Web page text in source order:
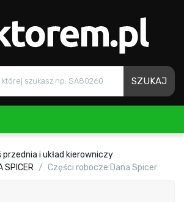
SZUKAJ
przednia i układ kierowniczy
SPICER
Części robocze Dana Spicer